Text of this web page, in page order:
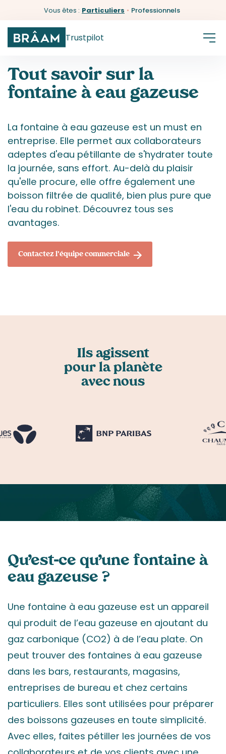
Vous êtes : Particuliers • Professionnels
Trustpilot
Tout savoir sur la
fontaine à eau gazeuse
La fontaine à eau gazeuse est un must en
entreprise. Elle permet aux collaborateurs
adeptes d'eau pétillante de s'hydrater toute
la journée, sans effort. Au-delà du plaisir
qu'elle procure, elle offre également une
boisson filtrée de qualité, bien plus pure que
l'eau du robinet. Découvrez tous ses
avantages.
Contactez l'équipe commerciale
Ils agissent
pour la planète
avec nous
Qu’est-ce qu’une fontaine à
eau gazeuse ?
Une fontaine à eau gazeuse est un appareil
qui produit de l’eau gazeuse en ajoutant du
gaz carbonique (CO2) à de l’eau plate. On
peut trouver des fontaines à eau gazeuse
dans les bars, restaurants, magasins,
entreprises de bureau et chez certains
particuliers. Elles sont utilisées pour préparer
des boissons gazeuses en toute simplicité.
Avec elles, faites pétiller les journées de vos